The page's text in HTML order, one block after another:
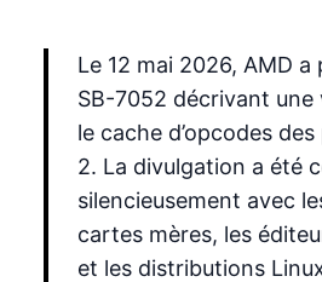
Le 12 mai 2026, AMD a
SB-7052 décrivant une
le cache d’opcodes
2. La divulgation a été
silencieusement avec
cartes mères, les
et les distributions